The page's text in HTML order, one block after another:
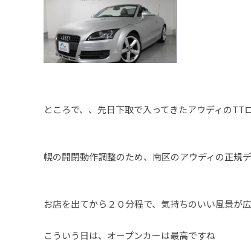
ところで、、先日下取で入ってきたアウディのTT
幌の開閉動作調整のため、南区のアウディの正規
お店を出てから２０分程で、気持ちのいい風景が広
こういう日は、オープンカーは最高ですね